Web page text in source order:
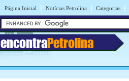
Página Inicial | Notícias Petrolina | Categorias |
encontraPetrolina